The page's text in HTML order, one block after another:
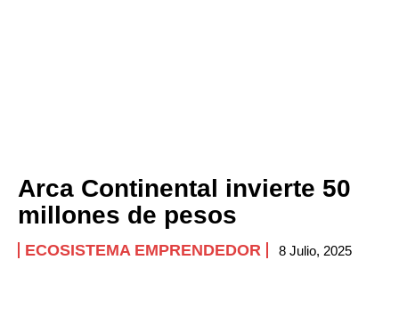
Arca Continental invierte 50
millones de pesos
ECOSISTEMA EMPRENDEDOR 8 Julio, 2025